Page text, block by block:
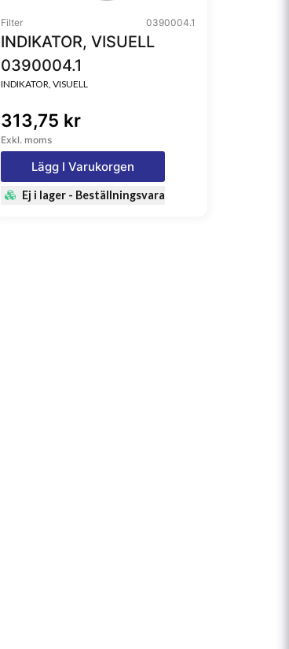
Filter 0390004.1
INDIKATOR, VISUELL
0390004.1
INDIKATOR, VISUELL
313,75 kr
Exkl. moms
Lägg I Varukorgen
Ej i lager - Beställningsvara